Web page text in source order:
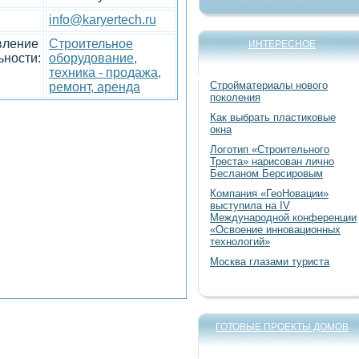
info@karyertech.ru
Строительное
оборудование,
техника - продажа,
ремонт, аренда
ИНТЕРЕСНОЕ
Стройматериалы нового
поколения
Как выбрать пластиковые
окна
Логотип «Строительного
Треста» нарисован лично
Бесланом Берсировым
Компания «ГеоНовации»
выступила на IV
Международной конференции
«Освоение инновационных
технологий»
Москва глазами туриста
ГОТОВЫЕ ПРОЕКТЫ ДОМОВ